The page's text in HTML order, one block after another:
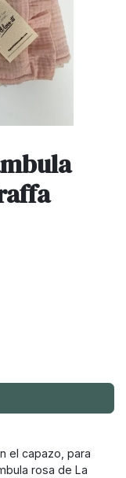
el capazo, para
rosa de La